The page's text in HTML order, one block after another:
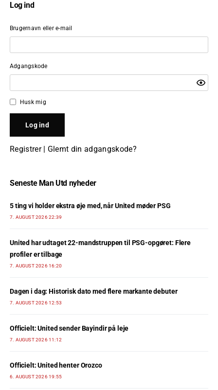
Log ind
Brugernavn eller e-mail
Adgangskode
Husk mig
Registrer| Glemt din adgangskode?
Seneste Man Utd nyheder
5 ting vi holder ekstra øje med, når United møder PSG
7. AUGUST 2026 22:39
United har udtaget 22-mandstruppen til PSG-opgøret: Flere
profiler er tilbage
7. AUGUST 2026 16:20
Dagen i dag: Historisk dato med flere markante debuter
7. AUGUST 2026 12:53
Officielt: United sender Bayindir på leje
7. AUGUST 2026 11:12
Officielt: United henter Orozco
6. AUGUST 2026 19:55